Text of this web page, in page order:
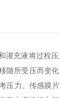
灌充液将过程
随所受压而变
压力。传感膜